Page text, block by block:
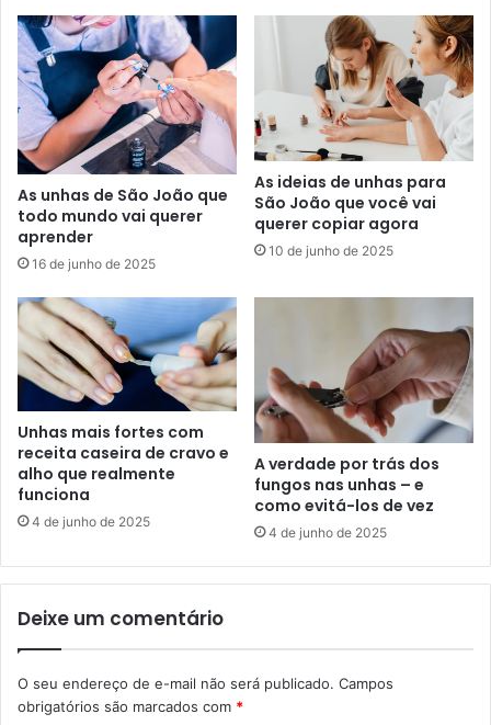
As unhas de São João que
todo mundo vai querer
aprender
16 de junho de 2025
As ideias de unhas para
São João que você vai
querer copiar agora
10 de junho de 2025
Unhas mais fortes com
receita caseira de cravo e
alho que realmente
funciona
4 de junho de 2025
A verdade por trás dos
fungos nas unhas – e
como evitá-los de vez
4 de junho de 2025
Deixe um comentário
O seu endereço de e-mail não será publicado. Campos
obrigatórios são marcados com *